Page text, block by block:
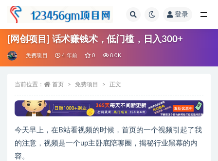
登录
[网创项目] 话术赚钱术，低门槛，日入300+
免费项目 4 年前 0 8.0K
当前位置： 首页 免费项目 正文
今天早上，在B站看视频的时候，首页的一个视频引起了我
的注意，视频是一个up主卧底陪聊圈，揭秘行业黑幕的内
容。